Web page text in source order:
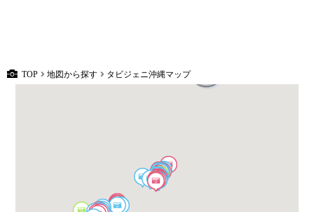
TOP 地図から探す タビジェニ沖縄マップ